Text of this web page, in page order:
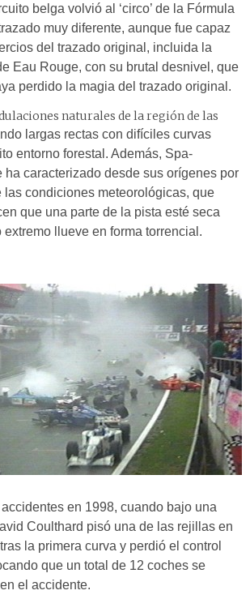
belga volvió al ‘circo’ de la Fórmula
muy diferente, aunque fue capaz
del trazado original, incluida la
Eau Rouge, con su brutal desnivel, que
perdido la magia del trazado original.
naturales de la región de las
largas rectas con difíciles curvas
entorno forestal. Además, Spa-
ha caracterizado desde sus orígenes por
las condiciones meteorológicas, que
que una parte de la pista esté seca
extremo llueve en forma torrencial.
en 1998, cuando bajo una
Coulthard pisó una de las rejillas en
la primera curva y perdió el control
que un total de 12 coches se
el accidente.